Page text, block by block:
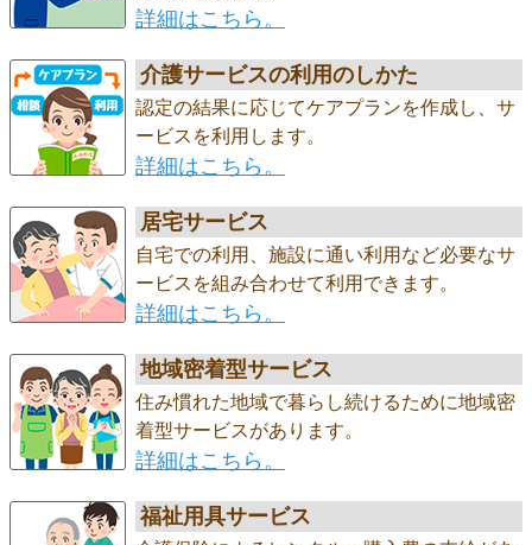
詳細はこちら。
介護サービスの利用のしかた
認定の結果に応じてケアプランを作成し、サ
ービスを利用します。
詳細はこちら。
居宅サービス
自宅での利用、施設に通い利用など必要なサ
ービスを組み合わせて利用できます。
詳細はこちら。
地域密着型サービス
住み慣れた地域で暮らし続けるために地域密
着型サービスがあります。
詳細はこちら。
福祉用具サービス